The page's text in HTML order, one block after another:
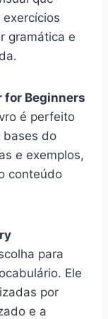
gramática e
for Beginners
é perfeito
bases do
e exemplos,
conteúdo
para
Ele
por
e a